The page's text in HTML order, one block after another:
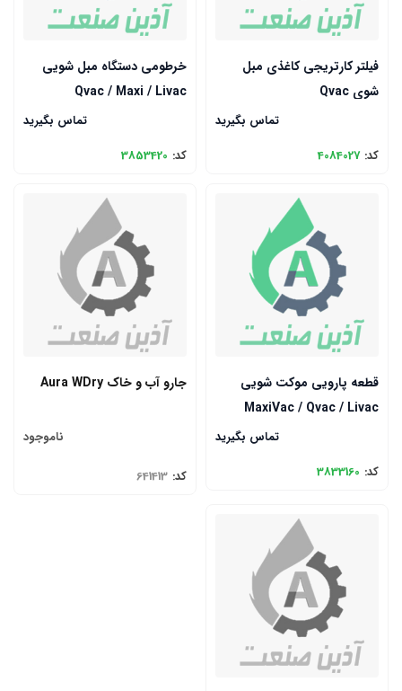
فیلتر کارتریجی کاغذی مبل
شوی Qvac
تماس بگیرید
کد: 4084027
خرطومی دستگاه مبل شویی
Qvac / Maxi / Livac
تماس بگیرید
کد: 3853420
قطعه پارویی موکت شویی
MaxiVac / Qvac / Livac
تماس بگیرید
کد: 3833160
جارو آب و خاک Aura WDry
ناموجود
کد: 641413